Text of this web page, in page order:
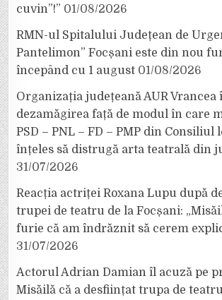
cuvin”!” 01/08/2026
RMN-ul Spitalului Județean de
Pantelimon” Focșani este din nou
începând cu 1 august 01/08/2026
Organizația județeană AUR Vrancea
dezamăgirea față de modul în care
PSD – PNL – FD – PMP din Consiliul
înțeles să distrugă arta teatrală din
31/07/2026
Reacția actriței Roxana Lupu după
trupei de teatru de la Focșani:
furie că am îndrăznit să cerem
31/07/2026
Actorul Adrian Damian îl acuză pe
Misăilă că a desființat trupa de